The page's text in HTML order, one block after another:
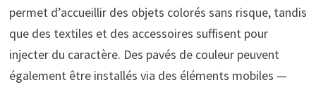
permet d’accueillir des objets colorés sans risque, tandis
que des textiles et des accessoires suffisent pour
injecter du caractère. Des pavés de couleur peuvent
également être installés via des éléments mobiles —